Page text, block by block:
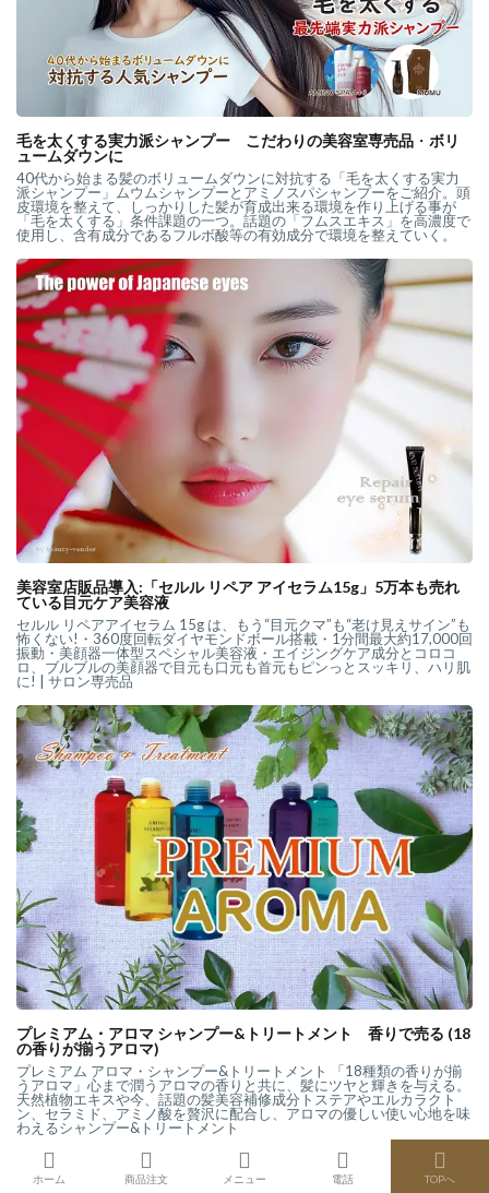
毛を太くする実力派シャンプー こだわりの美容室専売品 ・ ボリ
ュームダウンに
40代から始まる髪のボリュームダウンに対抗する「毛を太くする実力
派シャンプー」ムウムシャンプーとアミノスパシャンプーをご紹介。頭
皮環境を整えて、しっかりした髪が育成出来る環境を作り上げる事が
「毛を太くする」条件課題の一つ。話題の「フムスエキス」を高濃度で
使用し、含有成分であるフルボ酸等の有効成分で環境を整えていく。
美容室店販品導入:「セルル リペア アイセラム15g」5万本も売れ
ている目元ケア美容液
セルル リペアアイセラム 15g は、もう“目元クマ”も“老け見えサイン”も
怖くない!・360度回転ダイヤモンドボール搭載・1分間最大約17,000回
振動・美顔器一体型スペシャル美容液・エイジングケア成分とコロコ
ロ、ブルブルの美顔器で目元も口元も首元もピンっとスッキリ、ハリ肌
に! | サロン専売品
プレミアム・アロマ シャンプー&トリートメント 香りで売る (18
の香りが揃うアロマ)
プレミアム アロマ・シャンプー&トリートメント 「18種類の香りが揃
うアロマ」心まで潤うアロマの香りと共に、髪にツヤと輝きを与える。
天然植物エキスや今、話題の髪美容補修成分トステアやエルカラクト
ン、セラミド、アミノ酸を贅沢に配合し、アロマの優しい使い心地を味
わえるシャンプー&トリートメント
ホーム 商品注文 メニュー 電話 TOPへ